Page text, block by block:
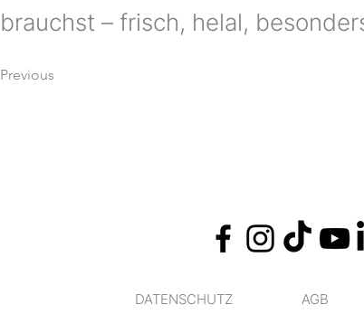
brauchst – frisch, helal,
Previous
DATENSCHUTZ AGB